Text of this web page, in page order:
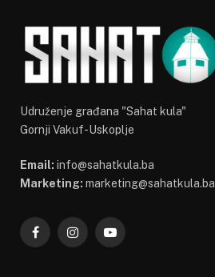
Udruženje građana "Sahat kula"
Gornji Vakuf-Uskoplje
Email: info@sahatkula.ba
Marketing: marketing@sahatkula.ba
FacebookInstagramYouTube